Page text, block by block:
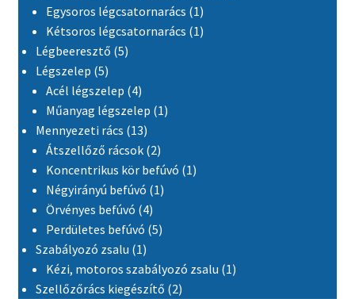
Egysoros légcsatornarács 11 termék
Kétsoros légcsatornarács 11 termék
Légbeeresztő 55 termék
Légszelep 55 termék
Acél légszelep 44 termék
Műanyag légszelep 11 termék
Mennyezeti rács 1313 termék
Átszellőző rácsok 22 termék
Koncentrikus kör befúvó 11 termék
Négyirányú befúvó 11 termék
Örvényes befúvó 44 termék
Perdületes befúvó 55 termék
Szabályozó zsalu 11 termék
Kézi, motoros szabályozó zsalu 11 termék
Szellőzőrács kiegészítő 22 termék